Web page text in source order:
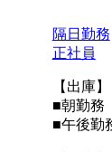
隔日勤務
正社員
【出庫】
■朝勤務
■午後勤